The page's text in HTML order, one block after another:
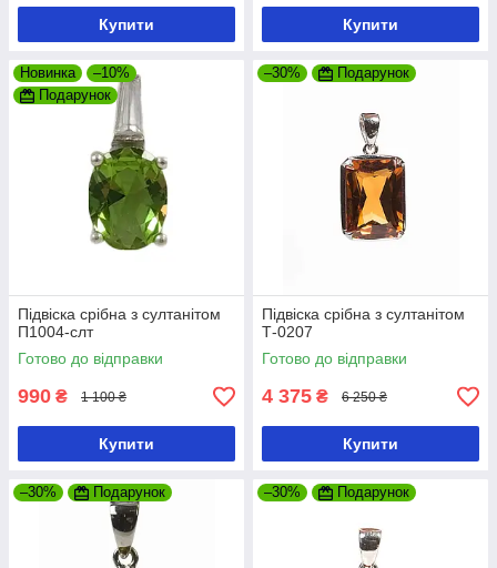
Купити Купити
Новинка
–10%
Подарунок
Підвіска срібна з султанітом
П1004-слт
Готово до відправки
990 ₴ 1 100 ₴
Купити
–30% Подарунок
Підвіска срібна з султанітом
Т-0207
Готово до відправки
4 375 ₴ 6 250 ₴
Купити
–30% Подарунок –30% Подарунок